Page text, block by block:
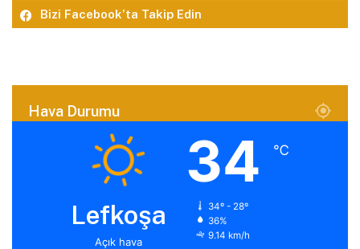
Bizi Facebook’ta Takip Edin
Hava Durumu
Lefkoşa
Açık hava
34 ℃
34º - 28º
36%
9.14 km/h